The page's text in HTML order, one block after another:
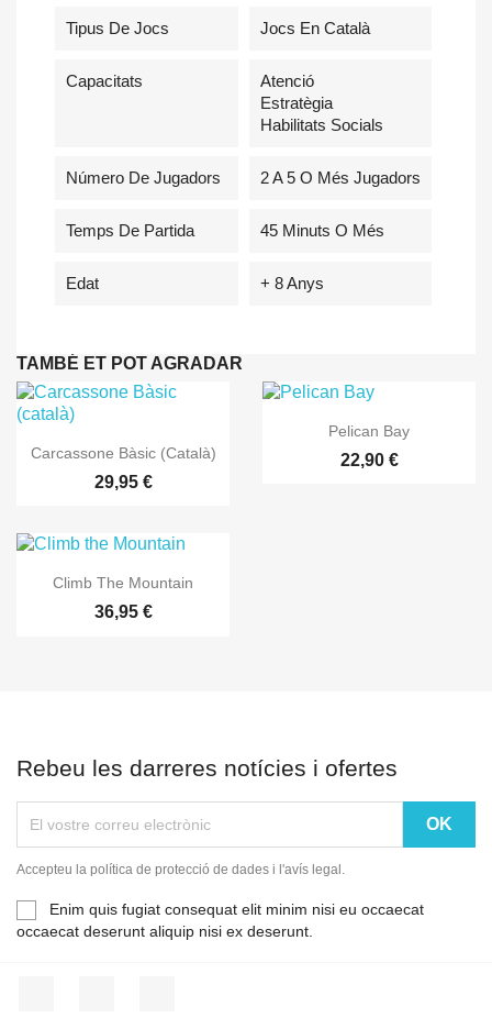
Tipus De Jocs Jocs En Català
Capacitats
Atenció
Estratègia
Habilitats Socials
Número De Jugadors 2 A 5 O Més Jugadors
Temps De Partida 45 Minuts O Més
Edat + 8 Anys
TAMBÉ ET POT AGRADAR
 Vista ràpida
Carcassone Bàsic (català)
29,95 €
Vista ràpida
Pelican Bay
22,90 €
 Vista ràpida
Climb The Mountain
36,95 €
Rebeu les darreres notícies i ofertes
Accepteu la política de protecció de dades i l'avís legal.
Enim quis fugiat consequat elit minim nisi eu occaecat
occaecat deserunt aliquip nisi ex deserunt.